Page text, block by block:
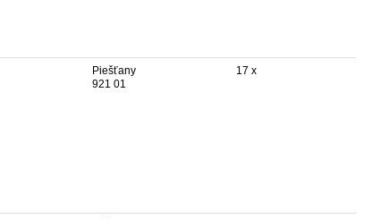
Piešťany
921 01
17 x